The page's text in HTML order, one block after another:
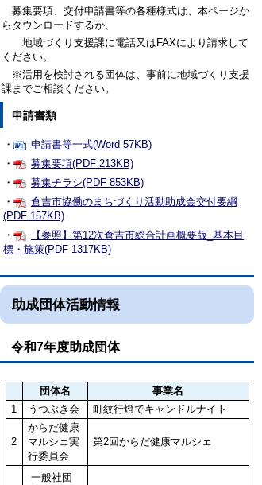
募集要項、交付申請書等の各種様式は、本ページか
らダウンロードするか、
地域づくり支援課に電話又はFAXにより請求して
ください。
※活用を検討される団体は、事前に地域づくり支援
課までご相談ください。
申請書類
・
申請書等一式(Word 57KB)
・
募集要項(PDF 213KB)
・
募集チラシ(PDF 853KB)
・
倉吉市協働のまちづくり活動助成金交付要綱
(PDF 157KB)
・
【参照】第12次倉吉市総合計画概要版_基本目
標・施策(PDF 1317KB)
助成団体活動情報
令和7年度助成団体
団体名
事業名
1
うつぶき会 町紋行燈でキャンドルナイト
2
からだ健康
マルシェ実
行委員会
第2回からだ健康マルシェ
一般社団